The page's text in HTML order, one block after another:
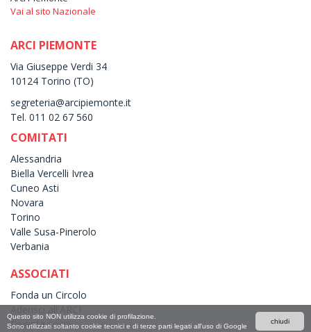
chiudi
Questo sito NON utilizza cookie di profilazione.
Sono utilizzati soltanto cookie tecnici e di terze parti legati all'uso di Google
Vai al sito Nazionale
ARCI PIEMONTE
Via Giuseppe Verdi 34
10124 Torino (TO)
segreteria@arcipiemonte.it
Tel. 011 02 67 560
COMITATI
Alessandria
Biella Vercelli Ivrea
Cuneo Asti
Novara
Torino
Valle Susa-Pinerolo
Verbania
ASSOCIATI
Fonda un Circolo
Aderisci all'ARCI
Diventa sociə